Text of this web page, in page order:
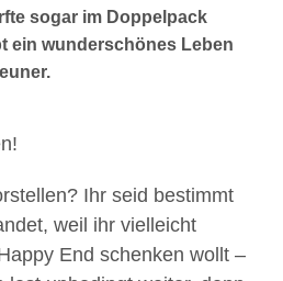
sogar im Doppelpack
ein wunderschönes Leben
Ihr seid bestimmt
weil ihr vielleicht
End schenken wollt –